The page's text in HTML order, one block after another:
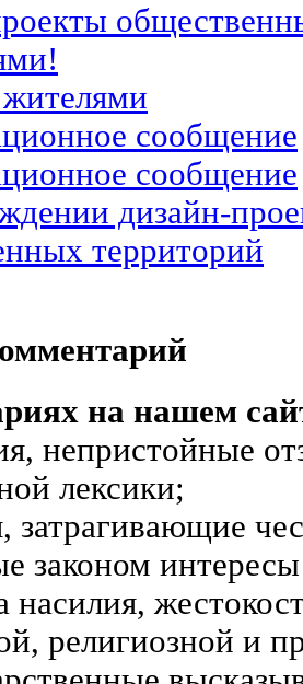
сообщение
сообщение
дизайн-
территорий
на нашем
непристойные
лексики;
затрагивающие
законом
насилия,
религиозной и